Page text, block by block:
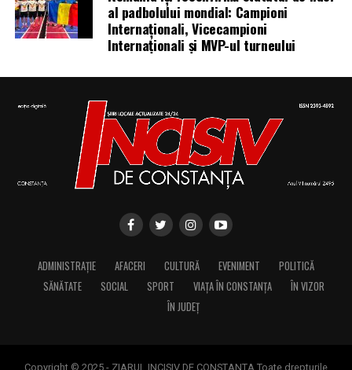
al padbolului mondial: Campioni
Internaționali, Vicecampioni
Internaționali și MVP-ul turneului
ADMINISTRAȚIE AFACERI CULTURĂ EVENIMENT
POLITICĂ
SĂNĂTATE
SOCIAL SPORT VIAȚA ÎN CONSTANȚA
ÎN VIZOR
ÎN JUDEȚ
Copyright © 2025 - ZIARUL INCISIV DE CONSTANTA Toate drepturile